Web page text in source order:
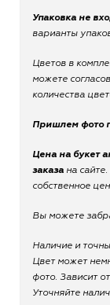
Упаковка не
варианты
Цветов в
можете
количества
Пришлем фото
Цена на букет
заказа на
собственное
Вы можете
Наличие и
Цвет может
фото. Зависит
Уточняйте